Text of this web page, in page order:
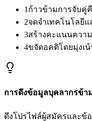
1 ก้าวข้ามการจับคู่
2จดจำเทคโนโลยี
3สร้างคะแนนควา
4ขจัดอคติโดยมุ่งเ
การดึงข้อมูลบุคลากรข้า
ดึงโปรไฟล์ผู้สมัครและข้